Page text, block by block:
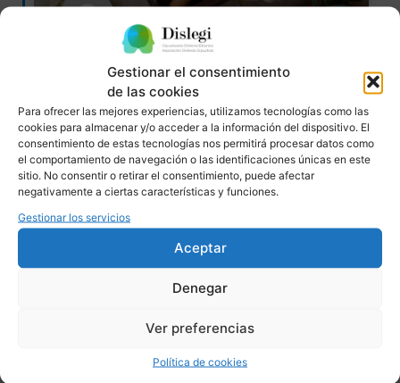
Gestionar el consentimiento
de las cookies
Para ofrecer las mejores experiencias, utilizamos tecnologías como las
cookies para almacenar y/o acceder a la información del dispositivo. El
consentimiento de estas tecnologías nos permitirá procesar datos como
el comportamiento de navegación o las identificaciones únicas en este
sitio. No consentir o retirar el consentimiento, puede afectar
negativamente a ciertas características y funciones.
Gestionar los servicios
Aceptar
Denegar
Ver preferencias
Política de cookies
Taller de reposteria
Taller de reposteria
16/ DIC/23 – 10-12h
READ MORE »
23/11/2023